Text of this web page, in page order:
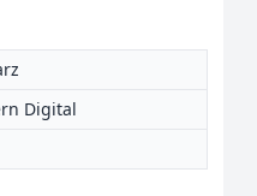
Digital